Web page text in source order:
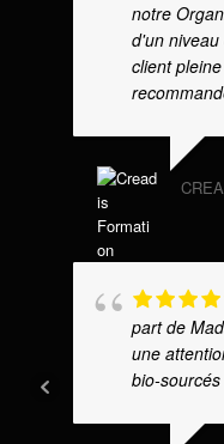
notre
d'un
client
part de
une
bio-